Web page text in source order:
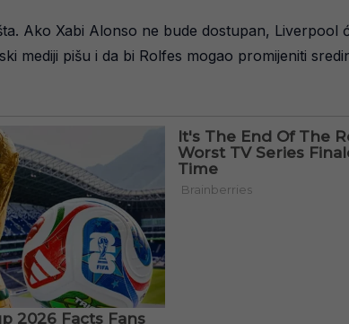
Ako Xabi Alonso ne bude dostupan,
mediji pišu i da bi Rolfes mogao promijeniti